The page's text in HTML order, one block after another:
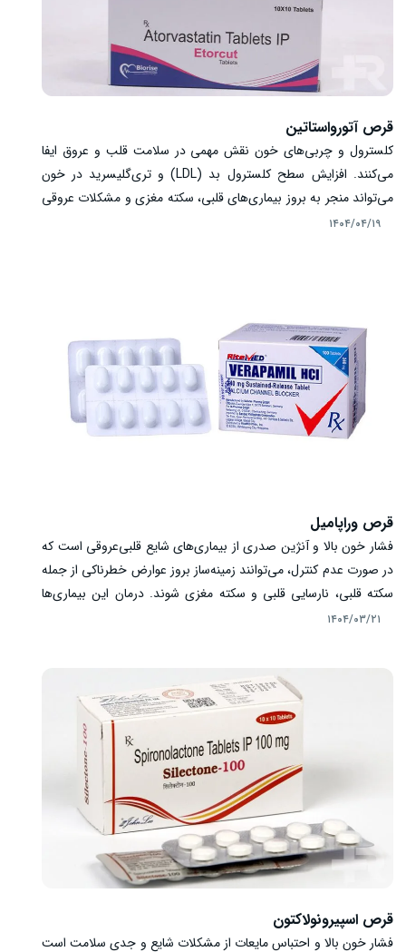
قرص آتورواستاتین
کلسترول و چربی‌های خون نقش مهمی در سلامت قلب و عروق ایفا
می‌کنند. افزایش سطح کلسترول بد (LDL) و تری‌گلیسرید در خون
می‌تواند منجر به بروز بیماری‌های قلبی، سکته مغزی و مشکلات عروقی
شود. به همین دلیل، کنترل و کاهش این چربی‌ها از اهمیت زیادی
کاهش ریسک بیماری‌های قلبی می‌شود.
۱۴۰۴/۰۴/۱۹
قرص وراپامیل
فشار خون بالا و آنژین صدری از بیماری‌های شایع قلبی‌عروقی است که
در صورت عدم کنترل، می‌توانند زمینه‌ساز بروز عوارض خطرناکی از جمله
سکته قلبی، نارسایی قلبی و سکته مغزی شوند. درمان این بیماری‌ها
نیازمند استفاده از داروهایی است که عملکرد قلب و عروق را بهبود
باعث کاهش انقباض، گشاد شدن عروق و کاهش فشار بر قلب می‌شود.
وراپامیل علاوه بر کاهش فشار خون، در کاهش دفعات و شدت حملات
۱۴۰۴/۰۳/۲۱
قرص اسپیرونولاکتون
فشار خون بالا و احتباس مایعات از مشکلات شایع و جدی سلامت است